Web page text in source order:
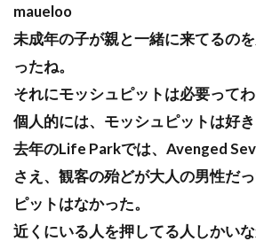
maueloo
未成年の子が親と一緒に来てるの
ったね。
それにモッシュピットは必要ってわ
個人的には、モッシュピットは好き
去年のLife Parkでは、Avenged
さえ、観客の殆どが大人の男性だ
ピットはなかった。
近くにいる人を押してる人しかいな